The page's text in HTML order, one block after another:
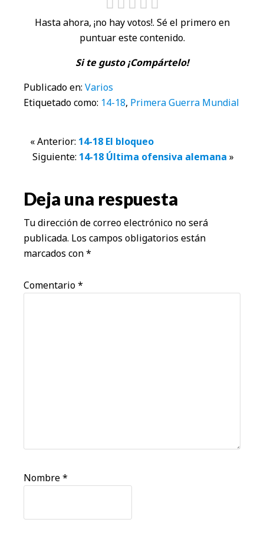
Hasta ahora, ¡no hay votos!. Sé el primero en
puntuar este contenido.
Si te gusto ¡Compártelo!
Publicado en: Varios
Etiquetado como: 14-18, Primera Guerra Mundial
Interacciones
los
lectores
« Anterior: 14-18 El bloqueo
Siguiente: 14-18 Última ofensiva alemana »
Deja una respuesta
Tu dirección de correo electrónico no será
publicada. Los campos obligatorios están
marcados con*
Comentario*
Nombre*